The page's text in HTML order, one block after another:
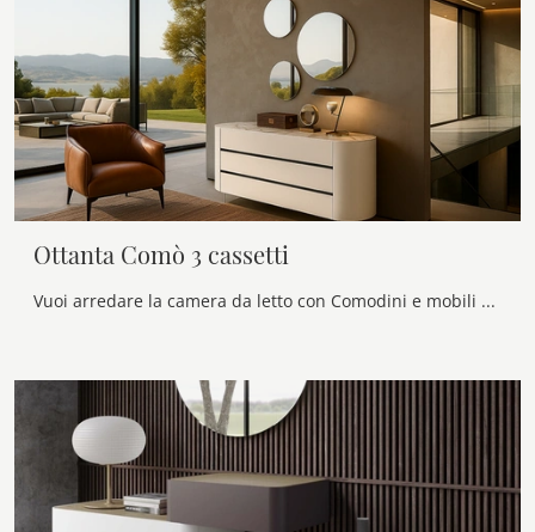
Ottanta Comò 3 cassetti
Vuoi arredare la camera da letto con Comodini e mobili con cassetti di Voltan? Ecco qui il modello Ottanta Comò 3 cassetti in laccato opaco per spazi ...